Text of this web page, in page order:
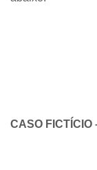
CASO FICTÍCIO